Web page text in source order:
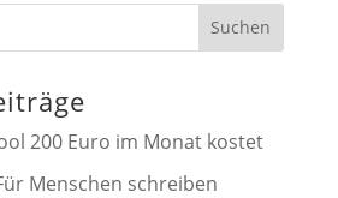
Suchen
200 Euro im Monat kostet
Menschen schreiben